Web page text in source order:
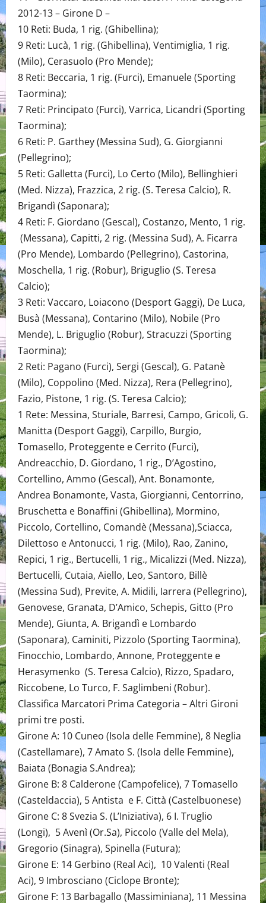
2012-13 – Girone D –
10 Reti: Buda, 1 rig. (Ghibellina);
9 Reti: Lucà, 1 rig. (Ghibellina), Ventimiglia, 1 rig.
(Milo), Cerasuolo (Pro Mende);
8 Reti: Beccaria, 1 rig. (Furci), Emanuele (Sporting
Taormina);
7 Reti: Principato (Furci), Varrica, Licandri (Sporting
Taormina);
6 Reti: P. Garthey (Messina Sud), G. Giorgianni
(Pellegrino);
5 Reti: Galletta (Furci), Lo Certo (Milo), Bellinghieri
(Med. Nizza), Frazzica, 2 rig. (S. Teresa Calcio), R.
Brigandì (Saponara);
4 Reti: F. Giordano (Gescal), Costanzo, Mento, 1 rig.
(Messana), Capitti, 2 rig. (Messina Sud), A. Ficarra
(Pro Mende), Lombardo (Pellegrino), Castorina,
Moschella, 1 rig. (Robur), Briguglio (S. Teresa
Calcio);
3 Reti: Vaccaro, Loiacono (Desport Gaggi), De Luca,
Busà (Messana), Contarino (Milo), Nobile (Pro
Mende), L. Briguglio (Robur), Stracuzzi (Sporting
Taormina);
2 Reti: Pagano (Furci), Sergi (Gescal), G. Patanè
(Milo), Coppolino (Med. Nizza), Rera (Pellegrino),
Fazio, Pistone, 1 rig. (S. Teresa Calcio);
1 Rete: Messina, Sturiale, Barresi, Campo, Gricoli, G.
Manitta (Desport Gaggi), Carpillo, Burgio,
Tomasello, Proteggente e Cerrito (Furci),
Andreacchio, D. Giordano, 1 rig., D’Agostino,
Cortellino, Ammo (Gescal), Ant. Bonamonte,
Andrea Bonamonte, Vasta, Giorgianni, Centorrino,
Bruschetta e Bonaffini (Ghibellina), Mormino,
Piccolo, Cortellino, Comandè (Messana),Sciacca,
Dilettoso e Antonucci, 1 rig. (Milo), Rao, Zanino,
Repici, 1 rig., Bertucelli, 1 rig., Micalizzi (Med. Nizza),
Bertucelli, Cutaia, Aiello, Leo, Santoro, Billè
(Messina Sud), Previte, A. Midili, Iarrera (Pellegrino),
Genovese, Granata, D’Amico, Schepis, Gitto (Pro
Mende), Giunta, A. Brigandì e Lombardo
(Saponara), Caminiti, Pizzolo (Sporting Taormina),
Finocchio, Lombardo, Annone, Proteggente e
Herasymenko (S. Teresa Calcio), Rizzo, Spadaro,
Riccobene, Lo Turco, F. Saglimbeni (Robur).
Classifica Marcatori Prima Categoria – Altri Gironi
primi tre posti.
Girone A: 10 Cuneo (Isola delle Femmine), 8 Neglia
(Castellamare), 7 Amato S. (Isola delle Femmine),
Baiata (Bonagia S.Andrea);
Girone B: 8 Calderone (Campofelice), 7 Tomasello
(Casteldaccia), 5 Antista e F. Città (Castelbuonese)
Girone C: 8 Svezia S. (L’Iniziativa), 6 I. Truglio
(Longi), 5 Avenì (Or.Sa), Piccolo (Valle del Mela),
Gregorio (Sinagra), Spinella (Futura);
Girone E: 14 Gerbino (Real Aci), 10 Valenti (Real
Aci), 9 Imbrosciano (Ciclope Bronte);
Girone F: 13 Barbagallo (Massiminiana), 11 Messina